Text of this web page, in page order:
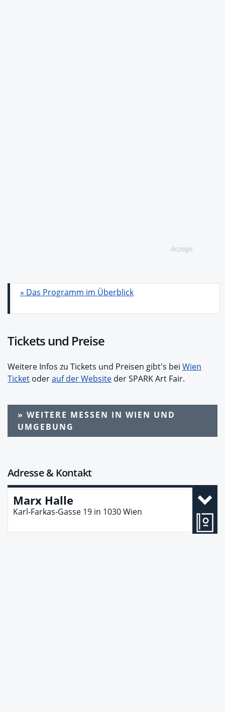
Anzeige
» Das Programm im Überblick
Tickets und Preise
Weitere Infos zu Tickets und Preisen gibt's bei Wien
Ticket oderauf der Website der SPARK Art Fair.
» WEITERE MESSEN IN WIEN UND
UMGEBUNG
Adresse & Kontakt
Marx Halle
Karl-Farkas-Gasse 19 in 1030Wien